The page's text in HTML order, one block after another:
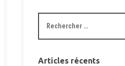
o
k
a
c
e
Articles récents